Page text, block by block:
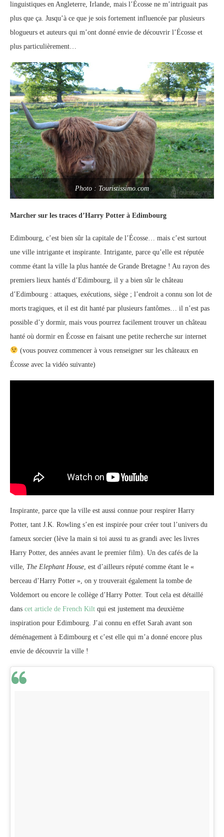
linguistiques en Angleterre, Irlande, mais l’Écosse ne m’intriguait pas
plus que ça. Jusqu’à ce que je sois fortement influencée par plusieurs
blogueurs et auteurs qui m’ont donné envie de découvrir l’Écosse et
plus particulièrement…
Photo : Touristissimo.com
Marcher sur les traces d’Harry Potter à Edimbourg
Edimbourg, c’est bien sûr la capitale de l’Écosse… mais c’est surtout
une ville intrigante et inspirante. Intrigante, parce qu’elle est réputée
comme étant la ville la plus hantée de Grande Bretagne ! Au rayon des
premiers lieux hantés d’Edimbourg, il y a bien sûr le château
d’Edimbourg : attaques, exécutions, siège ; l’endroit a connu son lot de
morts tragiques, et il est dit hanté par plusieurs fantômes… il n’est pas
possible d’y dormir, mais vous pourrez facilement trouver un château
hanté où dormir en Écosse en faisant une petite recherche sur internet
(vous pouvez commencer à vous renseigner sur les châteaux en
Écosse avec la vidéo suivante)
Inspirante, parce que la ville est aussi connue pour respirer Harry
Potter, tant J.K. Rowling s’en est inspirée pour créer tout l’univers du
fameux sorcier (lève la main si toi aussi tu as grandi avec les livres
Harry Potter, des années avant le premier film). Un des cafés de la
ville, The Elephant House, est d’ailleurs réputé comme étant le «
berceau d’Harry Potter », on y trouverait également la tombe de
Voldemort ou encore le collège d’Harry Potter. Tout cela est détaillé
dans cet article de French Kilt qui est justement ma deuxième
inspiration pour Edimbourg. J’ai connu en effet Sarah avant son
déménagement à Edimbourg et c’est elle qui m’a donné encore plus
envie de découvrir la ville !